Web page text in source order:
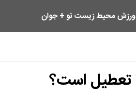
ورزشمحیط زیستنو + جوان